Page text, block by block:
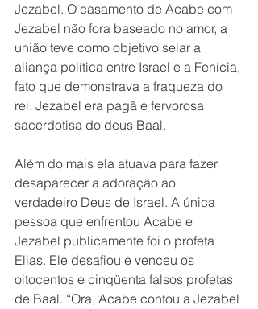
Jezabel. O casamento de Acabe com
Jezabel não fora baseado no amor, a
união teve como objetivo selar a
aliança política entre Israel e a Fenícia,
fato que demonstrava a fraqueza do
rei. Jezabel era pagã e fervorosa
sacerdotisa do deus Baal.
Além do mais ela atuava para fazer
desaparecer a adoração ao
verdadeiro Deus de Israel. A única
pessoa que enfrentou Acabe e
Jezabel publicamente foi o profeta
Elias. Ele desafiou e venceu os
oitocentos e cinqüenta falsos profetas
de Baal. “Ora, Acabe contou a Jezabel